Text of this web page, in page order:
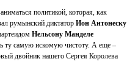
политикой, которая, как
румынский диктатор Ион Антонеску
Нельсону Манделе
ту самую искомую чистоту. А еще –
двойник нашего Сергея Королева